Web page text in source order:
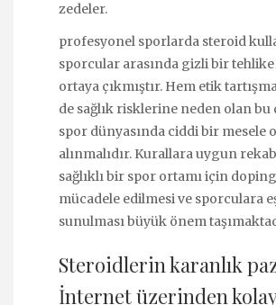
zedeler.
profesyonel sporlarda steroid
sporcular arasında gizli bir
ortaya çıkmıştır. Hem etik
de sağlık risklerine neden olan bu
spor dünyasında ciddi bir mesele
alınmalıdır. Kurallara uygun
sağlıklı bir spor ortamı için
mücadele edilmesi ve sporculara
sunulması büyük önem
Steroidlerin karanlık
İnternet üzerinden